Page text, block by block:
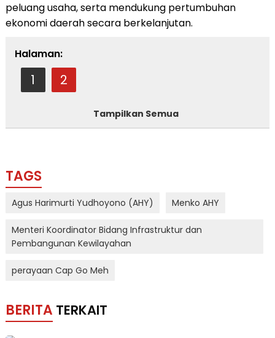
peluang usaha, serta mendukung pertumbuhan
ekonomi daerah secara berkelanjutan.
Halaman:
1 2
Tampilkan Semua
TAGS
Agus Harimurti Yudhoyono (AHY) Menko AHY
Menteri Koordinator Bidang Infrastruktur dan
Pembangunan Kewilayahan
perayaan Cap Go Meh
BERITA TERKAIT